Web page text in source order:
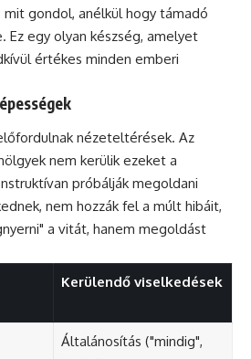
gondol, anélkül hogy támadó
Ez egy olyan készség, amelyet
értékes minden emberi
nézeteltérések. Az
nem kerülik ezeket a
próbálják megoldani
nem hozzák fel a múlt hibáit,
a vitát, hanem megoldást
Kerülendő viselkedések
Általánosítás ("mindig",